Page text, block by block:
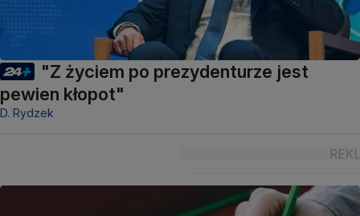
"Z życiem po prezydenturze jest
pewien kłopot"
D. Rydzek